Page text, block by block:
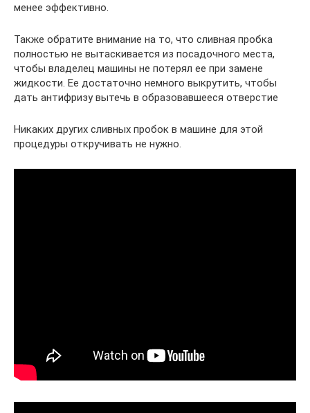
менее эффективно.
Также обратите внимание на то, что сливная пробка
полностью не вытаскивается из посадочного места,
чтобы владелец машины не потерял ее при замене
жидкости. Ее достаточно немного выкрутить, чтобы
дать антифризу вытечь в образовавшееся отверстие
Никаких других сливных пробок в машине для этой
процедуры откручивать не нужно.